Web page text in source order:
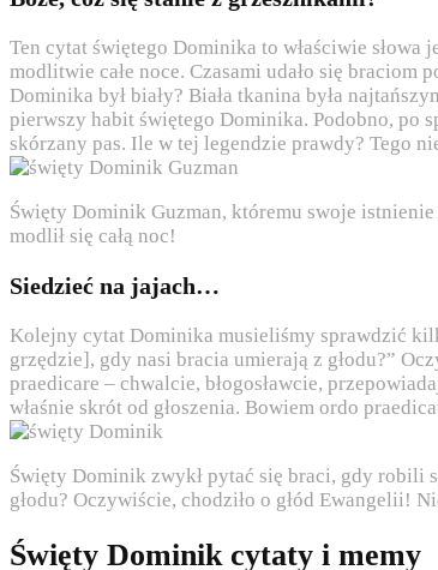
Ten cytat świętego Dominika to właściwie
modlitwie całe noce. Czasami udało się
Dominika był biały? Biała tkanina była
pierwszy habit świętego Dominika. Podobno, po
skórzany pas. Ile w tej legendzie prawdy? Tego
Święty Dominik Guzman, któremu swoje
modlił się całą noc!
Siedzieć na jajach…
Kolejny cytat Dominika musieliśmy sprawdzić
grzędzie], gdy nasi bracia umierają z głodu?”
praedicare – chwalcie, błogosławcie,
właśnie skrót od głoszenia. Bowiem ordo
Święty Dominik zwykł pytać się braci, gdy robili
głodu? Oczywiście, chodziło o głód Ewangelii!
Święty Dominik cytaty i memy